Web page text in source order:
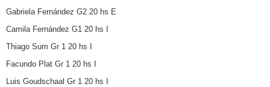
Gabriela Fernández G2 20 hs E
Camila Fernández G1 20 hs I
Thiago Sum Gr 1 20 hs I
Facundo Plat Gr 1 20 hs I
Luis Goudschaal Gr 1 20 hs I